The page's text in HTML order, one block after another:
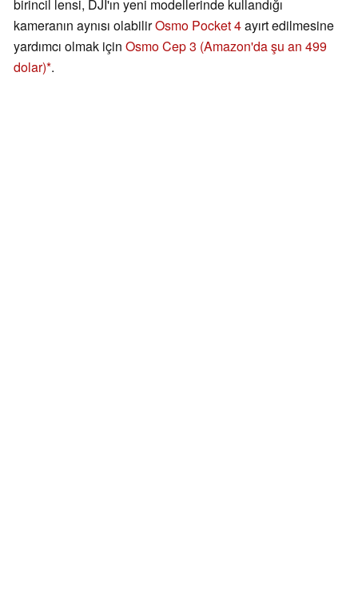
birincil lensi, DJI'ın yeni modellerinde kullandığı
kameranın aynısı olabilirOsmo Pocket 4ayırt edilmesine
yardımcı olmak için Osmo Cep 3 (Amazon'da şu an 499
dolar) .